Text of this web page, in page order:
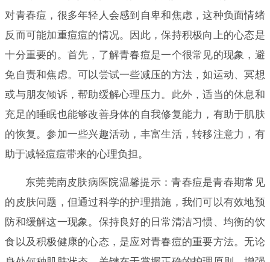
对青春痘，很多年轻人会感到自卑和焦虑，这种负面情绪
反而可能加重痘痘的情况。因此，保持积极向上的心态是
十分重要的。首先，了解青春痘是一个很常见的现象，避
免自责和焦虑。可以尝试一些减压的方法，如运动、冥想
或与朋友倾诉，帮助缓解心理压力。此外，适当的休息和
充足的睡眠也能够改善身体的自我修复能力，有助于肌肤
的恢复。参加一些兴趣活动，丰富生活，转移注意力，有
助于减轻痘痘带来的心理负担。
东莞莞南皮肤病医院温馨提示：青春痘是青春期常见
的皮肤问题，但通过科学的护理措施，我们可以有效地预
防和缓解这一现象。保持良好的日常清洁习惯、均衡的饮
食以及积极健康的心态，是应对青春痘的重要方法。无论